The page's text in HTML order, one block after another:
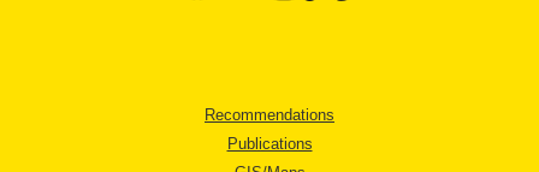
Recommendations
Publications